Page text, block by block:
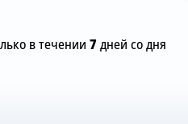
в течении 7дней со дня